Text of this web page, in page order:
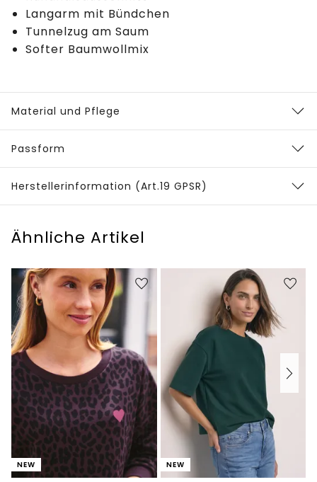
Langarm mit Bündchen
Tunnelzug am Saum
Softer Baumwollmix
Material und Pflege
Passform
Herstellerinformation (Art.19 GPSR)
Ähnliche Artikel
NEW NEW